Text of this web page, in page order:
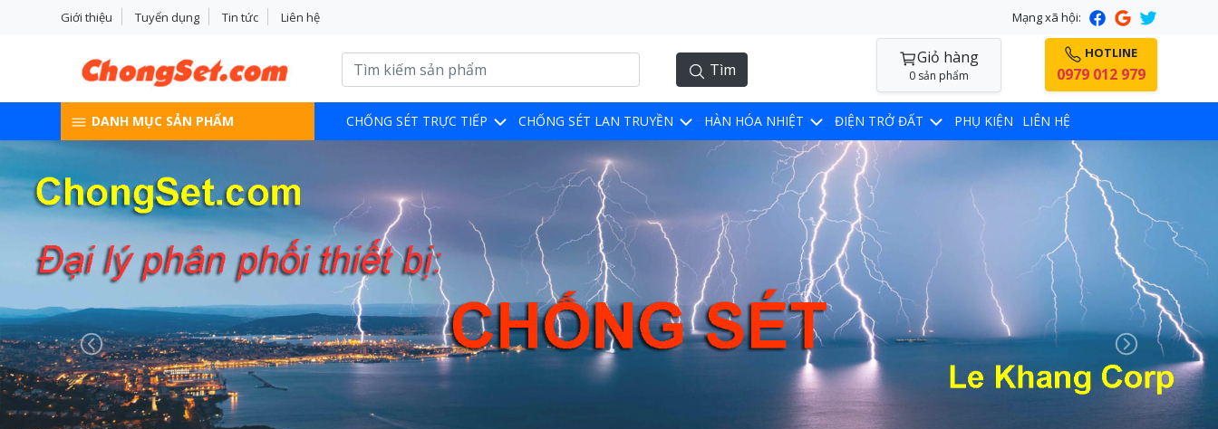
Giới thiệu Tuyển dụng Tin tức Liên hệ Mạng xã hội:
Tìm
Giỏ hàng
0 sản phẩm
HOTLINE
0979 012 979
DANH MỤC SẢN PHẨM CHỐNG SÉT TRỰC TIẾP CHỐNG SÉT LAN TRUYỀN HÀN HÓA NHIỆT ĐIỆN TRỞ ĐẤT PHỤ KIỆN LIÊN HỆ
Previous Next